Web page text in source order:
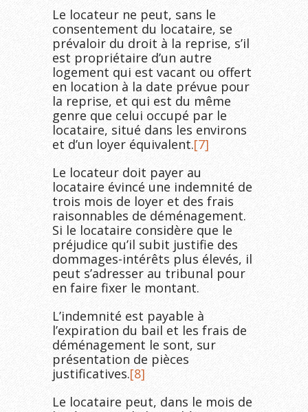
Le locateur ne peut, sans le
consentement du locataire, se
prévaloir du droit à la reprise, s’il
est propriétaire d’un autre
logement qui est vacant ou offert
en location à la date prévue pour
la reprise, et qui est du même
genre que celui occupé par le
locataire, situé dans les environs
et d’un loyer équivalent.[7]
Le locateur doit payer au
locataire évincé une indemnité de
trois mois de loyer et des frais
raisonnables de déménagement.
Si le locataire considère que le
préjudice qu’il subit justifie des
dommages-intérêts plus élevés, il
peut s’adresser au tribunal pour
en faire fixer le montant.
L’indemnité est payable à
l’expiration du bail et les frais de
déménagement le sont, sur
présentation de pièces
justificatives.[8]
Le locataire peut, dans le mois de